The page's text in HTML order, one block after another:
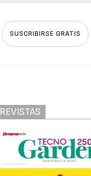
SUSCRIBIRSE GRATIS
REVISTAS